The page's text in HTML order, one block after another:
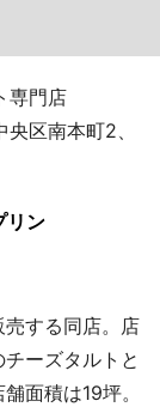
専門店
区南本町2、
リン
する同店。店
ーズタルトと
面積は19坪。